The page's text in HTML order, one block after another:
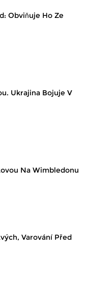
Obviňuje Ho Ze
Ukrajina Bojuje V
Na Wimbledonu
Varování Před